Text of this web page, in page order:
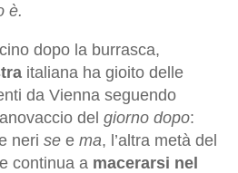
è.
dopo la burrasca,
italiana ha gioito delle
da Vienna seguendo
del giorno dopo:
neri se e ma, l’altra metà del
continua a macerarsi nel